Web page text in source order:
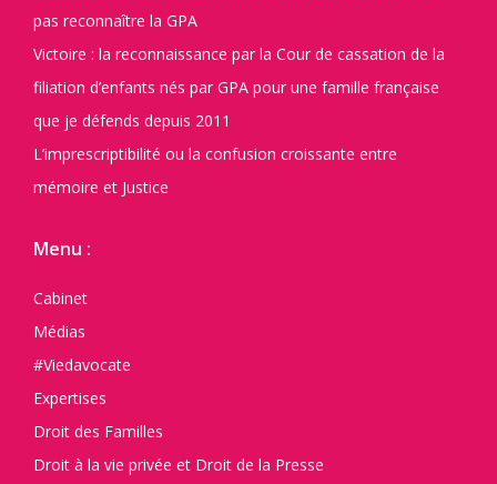
pas reconnaître la GPA
Victoire : la reconnaissance par la Cour de cassation de la
filiation d’enfants nés par GPA pour une famille française
que je défends depuis 2011
L’imprescriptibilité ou la confusion croissante entre
mémoire et Justice
Menu :
Cabinet
Médias
#Viedavocate
Expertises
Droit des Familles
Droit à la vie privée et Droit de la Presse